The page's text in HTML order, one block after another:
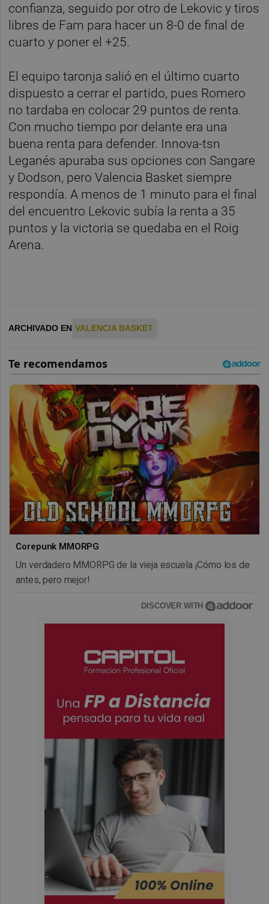
confianza, seguido por otro de Lekovic y tiros
libres de Fam para hacer un 8-0 de final de
cuarto y poner el +25.
El equipo taronja salió en el último cuarto
dispuesto a cerrar el partido, pues Romero
no tardaba en colocar 29 puntos de renta.
Con mucho tiempo por delante era una
buena renta para defender. Innova-tsn
Leganés apuraba sus opciones con Sangare
y Dodson, pero Valencia Basket siempre
respondía. A menos de 1 minuto para el final
del encuentro Lekovic subía la renta a 35
puntos y la victoria se quedaba en el Roig
Arena.
ARCHIVADO EN VALENCIA BASKET
Corepunk MMORPG
Un verdadero MMORPG de la vieja escuela ¡Cómo los de
antes, pero mejor!
DISCOVER WITH